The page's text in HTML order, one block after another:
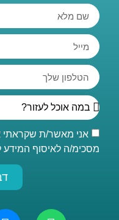
אני מאשר/ת
מסכימ/ה לאיסוף המידע